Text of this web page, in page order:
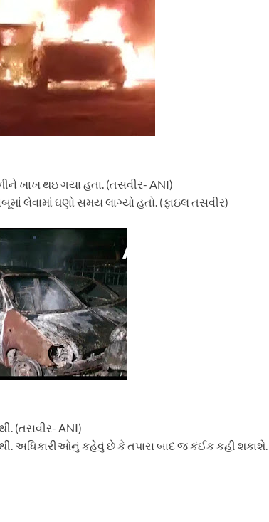
ખાખ થઇ ગયા હતા. (તસવીર- ANI)
લેવામાં ઘણો સમય લાગ્યો હતો. (ફાઇલ તસવીર)
(તસવીર- ANI)
અધિકારીઓનું કહેવું છે કે તપાસ બાદ જ કંઈક કહી શકાશે.